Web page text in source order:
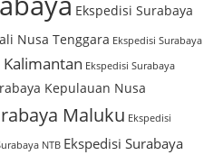
Ekspedisi Surabaya
Nusa Tenggara Ekspedisi Surabaya
Kalimantan Ekspedisi Surabaya
Kepulauan Nusa
Maluku Ekspedisi
NTB Ekspedisi Surabaya